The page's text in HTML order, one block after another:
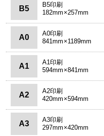
B5
B5印刷
182mm×257mm
A0
A0印刷
841mm×1189mm
A1
A1印刷
594mm×841mm
A2
A2印刷
420mm×594mm
A3
A3印刷
297mm×420mm